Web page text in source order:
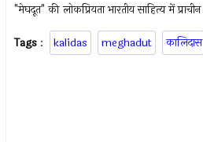
"मेघदूत" की लोकप्रियता भारतीय साहित्य में
Tags : kalidas meghadut कालिदास